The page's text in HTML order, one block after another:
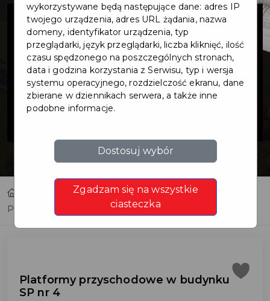
Platformy
przyschodowe
w budynku SP
nr 4
Inwestycje
Platformy przyschodowe w budynku SP nr 4
Platformy przyschodowe w budynku
SP nr 4
wykorzystywane będą następujące dane: adres IP
twojego urządzenia, adres URL żądania, nazwa
domeny, identyfikator urządzenia, typ
przeglądarki, język przeglądarki, liczba kliknięć, ilość
czasu spędzonego na poszczególnych stronach,
data i godzina korzystania z Serwisu, typ i wersja
systemu operacyjnego, rozdzielczość ekranu, dane
zbierane w dziennikach serwera, a także inne
podobne informacje.
Dostosuj wybór
Zgadzam się na wszystkie
ciasteczka